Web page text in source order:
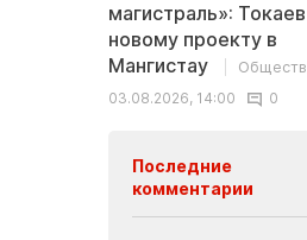
магистраль»:
новому проекту в
Мангистау
03.08.2026, 14:00
0
Последние
комментарии